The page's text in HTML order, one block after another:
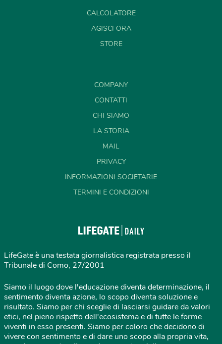
CALCOLATORE
AGISCI ORA
STORE
COMPANY
CONTATTI
CHI SIAMO
LA STORIA
MAIL
PRIVACY
INFORMAZIONI SOCIETARIE
TERMINI E CONDIZIONI
LifeGate è una testata giornalistica registrata presso il
Tribunale di Como, 27/2001
Siamo il luogo dove l'educazione diventa determinazione, il
sentimento diventa azione, lo scopo diventa soluzione e
risultato. Siamo per chi sceglie di lasciarsi guidare da valori
etici, nel pieno rispetto dell'ecosistema e di tutte le forme
viventi in esso presenti. Siamo per coloro che decidono di
vivere con sentimento e di dare uno scopo alla propria vita,